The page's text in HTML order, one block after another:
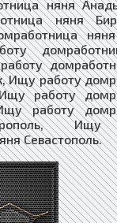
няня
няня
Ищу работу
работу
работу
Ищу
Севастополь.​​​​​​​